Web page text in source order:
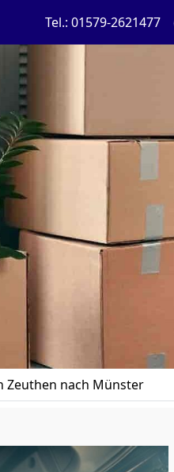
Tel.: 01579-2621477
Zeuthen nach Münster